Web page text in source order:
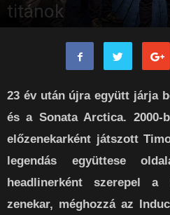
titánok
23 év után újra együtt járja
és a Sonata Arctica. 2000-
előzenekarként játszott
legendás együttese
headlinerként szerepel
zenekar, méghozzá az